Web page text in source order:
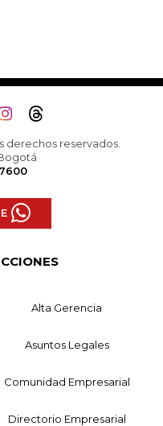
derechos reservados.
Alta Gerencia
Asuntos Legales
Comunidad Empresarial
Directorio Empresarial